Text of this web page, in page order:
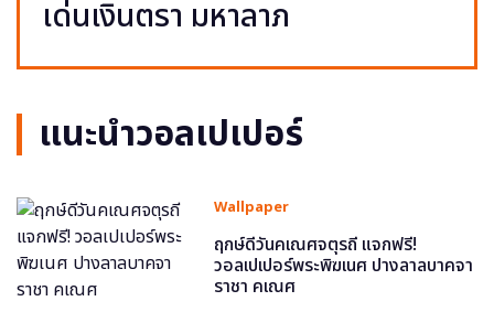
เด่นเงินตรา มหาลาภ
แนะนำวอลเปเปอร์
Wallpaper
ฤกษ์ดีวันคเณศจตุรถี แจกฟรี!
วอลเปเปอร์พระพิฆเนศ ปางลาลบาคจา
ราชา คเณศ